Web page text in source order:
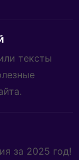
тексты
за 2025 год!